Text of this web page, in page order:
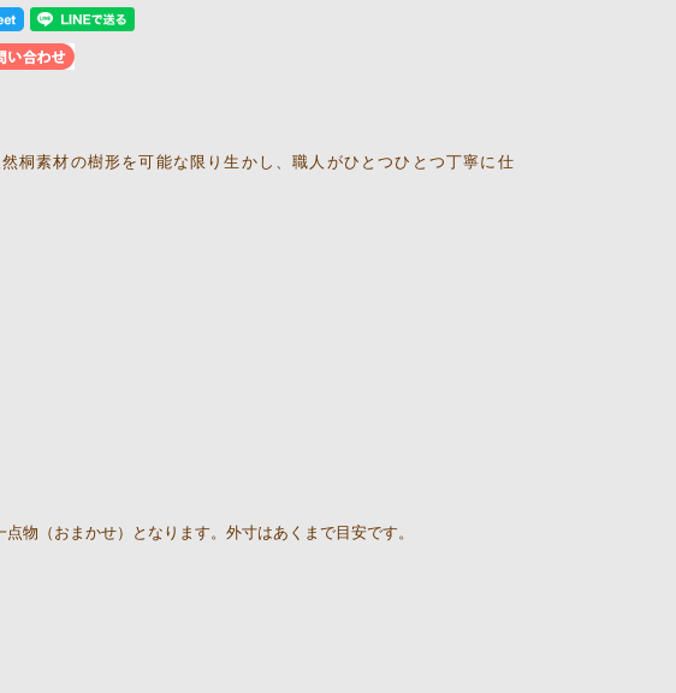
桐素材の樹形を可能な限り生かし、職人がひとつひとつ丁寧に仕
物（おまかせ）となります。外寸はあくまで目安です。